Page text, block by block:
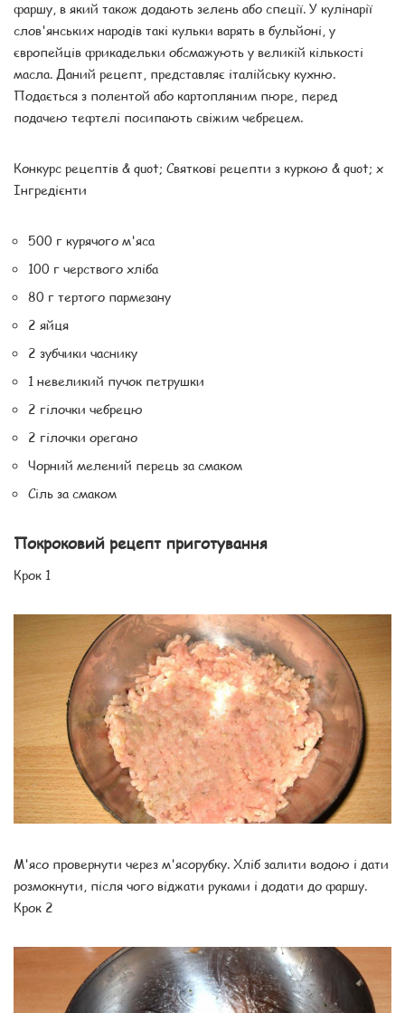
фаршу, в який також додають зелень або спеції. У кулінарії
слов'янських народів такі кульки варять в бульйоні, у
європейців фрикадельки обсмажують у великій кількості
масла. Даний рецепт, представляє італійську кухню.
Подається з полентой або картопляним пюре, перед
подачею тефтелі посипають свіжим чебрецем.
Конкурс рецептів & quot; Святкові рецепти з куркою & quot; x
Інгредієнти
500 г курячого м'яса
100 г черствого хліба
80 г тертого пармезану
2 яйця
2 зубчики часнику
1 невеликий пучок петрушки
2 гілочки чебрецю
2 гілочки орегано
Чорний мелений перець за смаком
Сіль за смаком
Покроковий рецепт приготування
Крок 1
М'ясо провернути через м'ясорубку. Хліб залити водою і дати
розмокнути, після чого віджати руками і додати до фаршу.
Крок 2